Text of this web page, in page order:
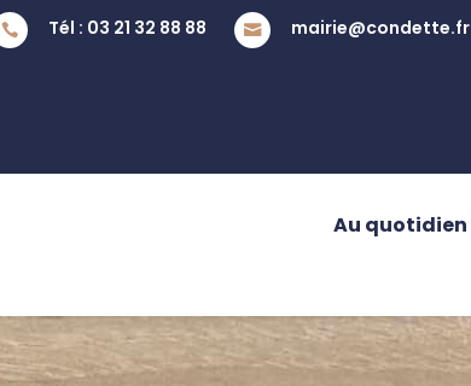
 mairie@condette.fr
 Tél : 03 21 32 88 88
Au quotidien